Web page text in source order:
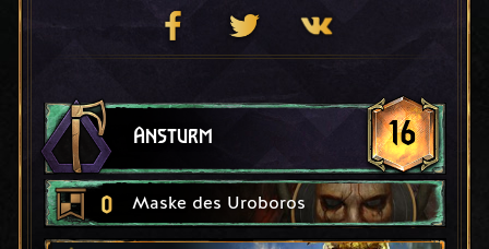
Ansturm 16
0 Maske des Uroboros